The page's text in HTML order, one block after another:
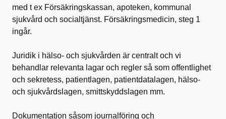
med t ex Försäkringskassan, apoteken, kommunal
sjukvård och socialtjänst. Försäkringsmedicin, steg 1
ingår.
Juridik i hälso- och sjukvården är centralt och vi
behandlar relevanta lagar och regler så som offentlighet
och sekretess, patientlagen, patientdatalagen, hälso-
och sjukvårdslagen, smittskyddslagen mm.
Dokumentation såsom journalföring och